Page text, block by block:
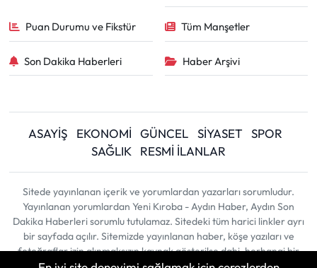
Puan Durumu ve Fikstür Tüm Manşetler
Son Dakika Haberleri Haber Arşivi
ASAYİŞ EKONOMİ GÜNCEL SİYASET
SPOR
SAĞLIK
RESMİ İLANLAR
Sitede yayınlanan içerik ve yorumlardan yazarları sorumludur.
Yayınlanan yorumlardan Yeni Kıroba - Aydın Haber, Aydın Son
Dakika Haberleri sorumlu tutulamaz. Sitedeki tüm harici linkler ayrı
bir sayfada açılır. Sitemizde yayınlanan haber, köşe yazıları ve
fotoğraflar izin alınmaksızın kaynak gösterilse dahi, herhangi bir